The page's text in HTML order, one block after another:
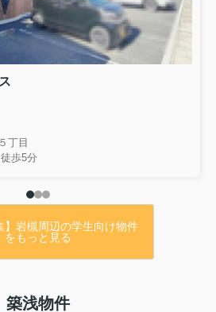
ｉｄｅ岩槻本店 (株)アイ
軒家・家の購入
任物件★
ール電化住宅
・整形地
広々51坪
、お気軽にお問合せ下さ
丁目
歩5分
】岩槻周辺の学生向け物件
をもっと見る
築浅物件